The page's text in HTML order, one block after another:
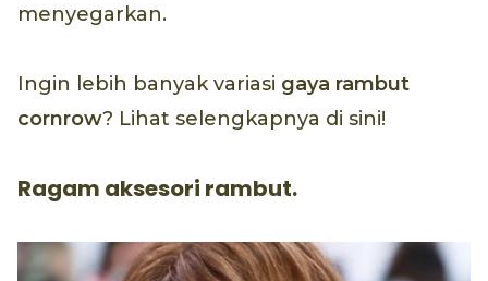
menyegarkan.
Ingin lebih banyak variasi gaya rambut
cornrow? Lihat selengkapnya di sini!
Ragam aksesori rambut.